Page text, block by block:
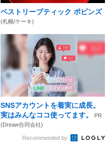
ペストリーブティック ポピンズ
(札幌/ケーキ)
SNSアカウントを着実に成長。
実はみんなココ使ってます。
PR
(Dreaw合同会社)
Recommended by